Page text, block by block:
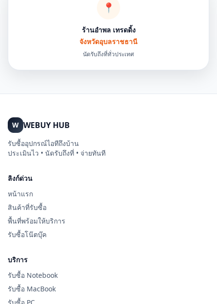
📍
ร้านอำพล เทรดดิ้ง
จังหวัดอุบลราชธานี
นัดรับถึงที่ทั่วประเทศ
W WEBUY HUB
รับซื้ออุปกรณ์ไอทีถึงบ้าน
ประเมินไว • นัดรับถึงที่ • จ่ายทันที
ลิงก์ด่วน
หน้าแรก
สินค้าที่รับซื้อ
พื้นที่พร้อมให้บริการ
รับซื้อโน๊ตบุ๊ค
บริการ
รับซื้อ Notebook
รับซื้อ MacBook